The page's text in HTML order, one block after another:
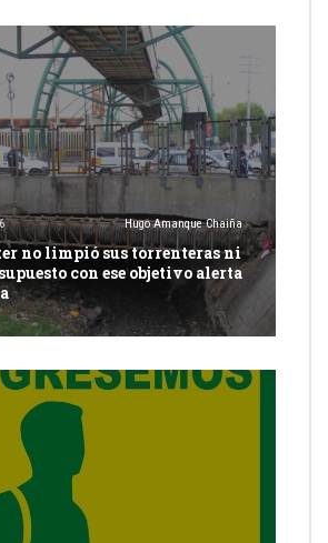
Hugo Amanque Chaiña
no limpió sus torrenteras ni
con ese objetivo alerta